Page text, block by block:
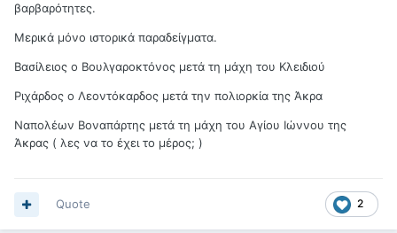
βαρβαρότητες.
Μερικά μόνο ιστορικά παραδείγματα.
Βασίλειος ο Βουλγαροκτόνος μετά τη μάχη του Κλειδιού
Ριχάρδος ο Λεοντόκαρδος μετά την πολιορκία της Άκρα
Ναπολέων Βοναπάρτης μετά τη μάχη του Αγίου Ιώννου της
Άκρας ( λες να το έχει το μέρος; )
2
Quote